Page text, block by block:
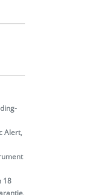
Alert,
18